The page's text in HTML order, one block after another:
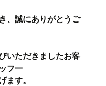
、誠にありがとうご
いただきましたお客
フ一
ます。